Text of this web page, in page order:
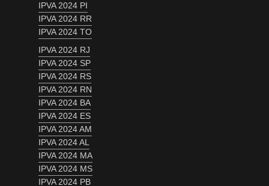
IPVA 2024 PI
IPVA 2024 RR
IPVA 2024 TO
IPVA 2024 RJ
IPVA 2024 SP
IPVA 2024 RS
IPVA 2024 RN
IPVA 2024 BA
IPVA 2024 ES
IPVA 2024 AM
IPVA 2024 AL
IPVA 2024 MA
IPVA 2024 MS
IPVA 2024 PB